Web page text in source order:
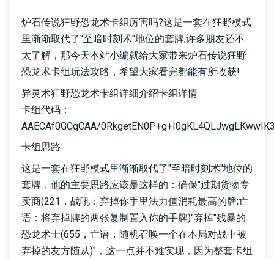
炉石传说狂野恐龙术卡组厉害吗?这是一套在狂野模式
里渐渐取代了"至暗时刻术"地位的套牌,许多朋友还不
太了解，那今天本站小编就给大家带来炉石传说狂野
恐龙术卡组玩法攻略，希望大家看完都能有所收获!
异灵术狂野恐龙术卡组详细介绍卡组详情
卡组代码：
AAECAf0GCqCAA/
卡组思路
这是一套在狂野模式里渐渐取代了"至暗时刻术"地位的
套牌，他的主要思路应该是这样的：确保"过期货物专
卖商(221，战吼：弃掉你手里法力值消耗最高的牌;亡
语：将弃掉牌的两张复制置入你的手牌)"弃掉"残暴的
恐龙术士(655，亡语：随机召唤一个在本局对战中被
弃掉的友方随从)"，这一点并不难实现，因为整套卡组